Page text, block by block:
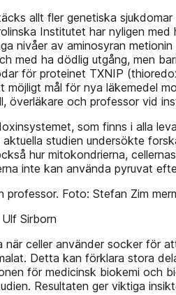
allt fler genetiska
Institutet har nyligen
nivåer av aminosyran
med ha dödlig utgång, men
för proteinet TXNIP
möjligt mål för nya läkemedel
överläkare och professor vid
som finns i alla
studien undersökte
hur mitokondrierna,
inte kan använda pyruvat
professor. Foto: Stefan Zim­
Sirborn
när celler använder socker för
Detta kan förklara stora
för medicinsk biokemi och
Resultaten ger viktiga